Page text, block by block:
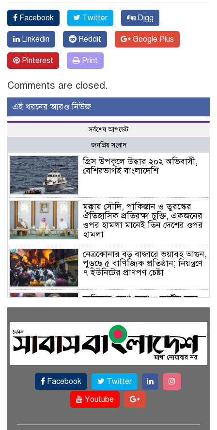
Facebook Twitter Digg
Linkedin Reddit Google Plus
Pinterest Print
Comments are closed.
এই ধরনের আরও নিউজ
সর্বশেষ আপডেট
জনপ্রিয় সংবাদ
গ্রিস উপকূলে উদ্ধার ২০২ অভিবাসী,
বেশিরভাগই বাংলাদেশি
মক্কায় সৌদি, পাকিস্তান ও তুরস্কের
ঐতিহাসিক প্রতিরক্ষা চুক্তি, একজনের
ওপর হামলা মানেই তিন দেশের ওপর
হামলা
নেত্রকোনার বড় বাজারে ভয়াবহ আগুন,
পুড়ছে ৫ বাণিজ্যিক প্রতিষ্ঠান; নিয়ন্ত্রণে
৭ ইউনিটের প্রাণপণ চেষ্টা
সাকিবের দেশে ফেরা ও জাতীয় দলে
ফেরার সম্ভাবনা নেই, ইঙ্গিত ক্রীড়া
ফেসবুকে যুক্ত হলো বিকাশ, সহজ
হলো ডিজিটাল পেমেন্ট
বৃষ্টি উপেক্ষা করে ‘জুলাই গণঅভ্যুত্থান
স্মৃতি জাদুঘরে’ দর্শনার্থীদের ঢল
Facebook
Twitter
Youtube